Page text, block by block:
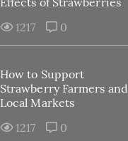
1217
0
How to Support
Strawberry Farmers and
Local Markets
1217
0